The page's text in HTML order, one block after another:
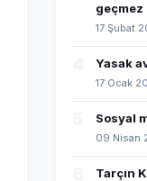
geçmez
17 Şubat
Yasak
17 Ocak
Sosyal
09 Nisan
Tarçın